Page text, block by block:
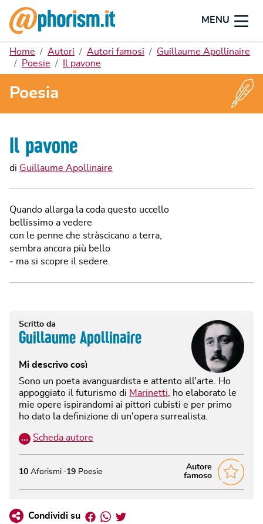
MENU
Home Autori Autori famosi
Guillaume Apollinaire
Poesie
Il pavone
Poesia
Il pavone
di Guillaume Apollinaire
Quando allarga la coda questo uccello
bellissimo a vedere
con le penne che stràscicano a terra,
sembra ancora più bello
‐ ma si scopre il sedere.
Scritto da
Guillaume Apollinaire
Mi descrivo così
Sono un poeta avanguardista e attento all'arte. Ho
appoggiato il futurismo di Marinetti , ho elaborato le
mie opere ispirandomi ai pittori cubisti e per primo
ho dato la definizione di un'opera surrealista.
… Scheda autore
Autore
famoso
10 Aforismi 19 Poesie
Condividi su Facebook
Whatsapp
Twitter